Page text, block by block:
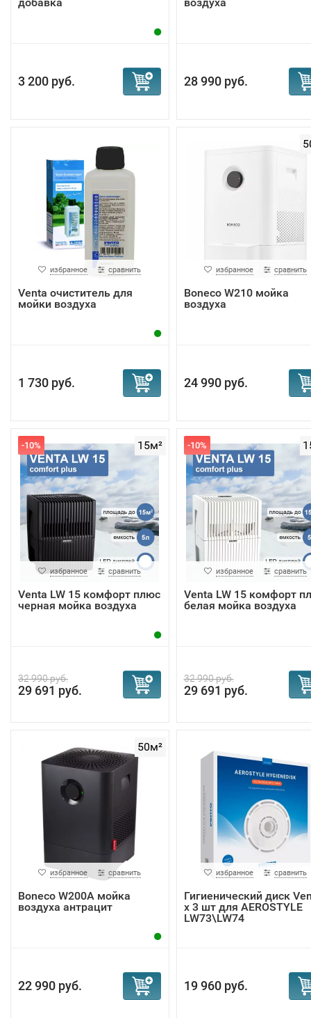
3 200 руб. 28 990 руб.
избранное сравнить
Venta очиститель для
мойки воздуха
1 730 руб.
избранное сравнить
Boneco W210 мойка
воздуха
24 990 руб.
15м²
-10%
избранное сравнить
Venta LW 15 комфорт плюс
черная мойка воздуха
32 990 руб.
29 691 руб.
-10%
избранное сравнить
Venta LW 15 комфорт
белая мойка воздуха
32 990 руб.
29 691 руб.
50м²
избранное сравнить
Boneco W200A мойка
воздуха антрацит
22 990 руб.
избранное сравнить
Гигиенический диск
х 3 шт для AEROSTYLE
LW73\LW74
19 960 руб.